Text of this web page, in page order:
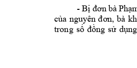
- Bị đơn bà
của nguyên đơn, bà
trong số đồng sử dụng